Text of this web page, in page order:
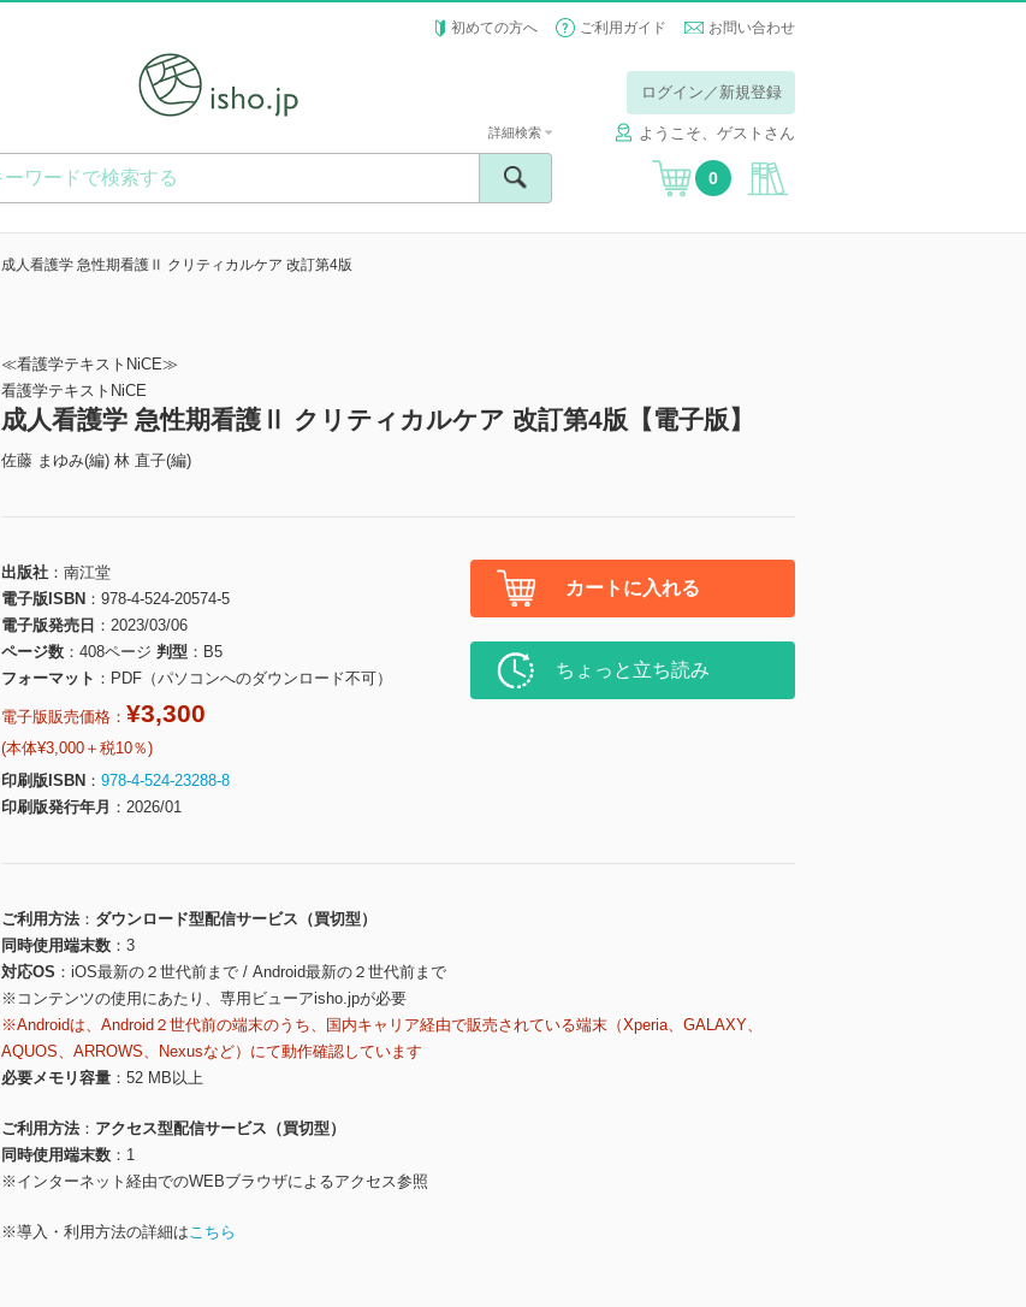
初めての方へ ご利用ガイド お問い合わせ
ログイン／新規登録
ようこそ、ゲストさん
詳細検索
0
成人看護学 急性期看護Ⅱ クリティカルケア 改訂第4版
≪看護学テキストNiCE≫
看護学テキストNiCE
成人看護学 急性期看護Ⅱ クリティカルケア 改訂第4版【電子版】
佐藤 まゆみ(編) 林 直子(編)
出版社
南江堂
電子版ISBN
978-4-524-20574-5
電子版発売日
2023/03/06
ページ数
408ページ 判型
B5
フォーマット
PDF（パソコンへのダウンロード不可）
電子版販売価格： ¥3,300
(本体¥3,000＋税10％)
印刷版ISBN
978-4-524-23288-8
印刷版発行年月
2026/01
カートに入れる
ちょっと立ち読み
ご利用方法
ダウンロード型配信サービス（買切型）
同時使用端末数
3
対応OS
iOS最新の２世代前まで / Android最新の２世代前まで
※コンテンツの使用にあたり、専用ビューアisho.jpが必要
※Androidは、Android２世代前の端末のうち、国内キャリア経由で販売されている端末（Xperia、GALAXY、
AQUOS、ARROWS、Nexusなど）にて動作確認しています
必要メモリ容量
52 MB以上
ご利用方法
アクセス型配信サービス（買切型）
同時使用端末数
1
※インターネット経由でのWEBブラウザによるアクセス参照
※導入・利用方法の詳細はこちら